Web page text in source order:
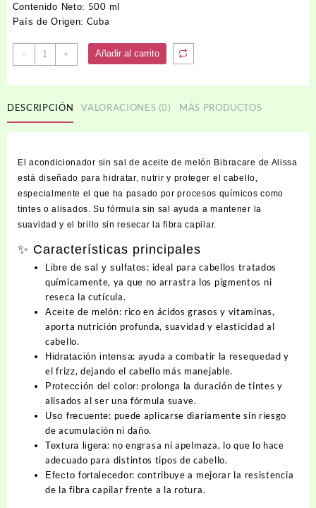
Contenido Neto: 500 ml
País de Origen: Cuba
-
Acondicionador
con
Melón
BIBRACARE
+ Añadir al carrito
DESCRIPCIÓN VALORACIONES (0) MÁS PRODUCTOS
El acondicionador sin sal de aceite de melón Bibracare de Alissa
está diseñado para hidratar, nutrir y proteger el cabello,
especialmente el que ha pasado por procesos químicos como
tintes o alisados. Su fórmula sin sal ayuda a mantener la
suavidad y el brillo sin resecar la fibra capilar.
✨ Características principales
Libre de sal y sulfatos : ideal para cabellos tratados
químicamente, ya que no arrastra los pigmentos ni
reseca la cutícula.
Aceite de melón: rico en ácidos grasos y vitaminas,
aporta nutrición profunda, suavidad y elasticidad al
cabello.
Hidratación intensa: ayuda a combatir la resequedad y
el frizz, dejando el cabello más manejable.
Protección del color: prolonga la duración de tintes y
alisados al ser una fórmula suave.
Uso frecuente: puede aplicarse diariamente sin riesgo
de acumulación ni daño.
Textura ligera: no engrasa ni apelmaza, lo que lo hace
adecuado para distintos tipos de cabello.
Efecto fortalecedor: contribuye a mejorar la resistencia
de la fibra capilar frente a la rotura.